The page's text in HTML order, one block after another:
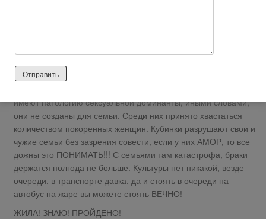
женщин содержат семьи проституируюя, зарплата инженера
Едят они восновном сою. Вы едете в каменный век! Кто
имеют патологию сексуальной доминанты, иными словами,
они не созданы для семьи. Среди них принято хвастаться
количеством покоренных женщин. Кубинки разрушают свои и
чужие семьи без зазрения совести, если у них АМОР, то все
дожны это ПОНИМАТЬ!!! С семьями там катастрофа, браки
держатся полгода не больше. Культуры нет никакой, везде
очереди, в транспорте давка, да и стоять в очереди на
автобус на жаре вы можете стоять ВЕЧНО!
ЖИЛА! ЗНАЮ! ПРОЙДЕНО!